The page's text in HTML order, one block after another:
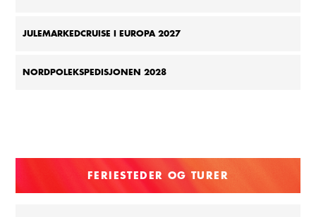
JULEMARKEDCRUISE I EUROPA 2027
NORDPOLEKSPEDISJONEN 2028
FERIESTEDER OG TURER